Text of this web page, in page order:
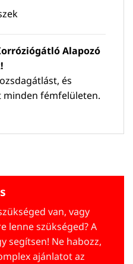
Alapozó
és
fémfelületen.
van, vagy
lenne szükséged? A
segítsen! Ne habozz,
ajánlatot az